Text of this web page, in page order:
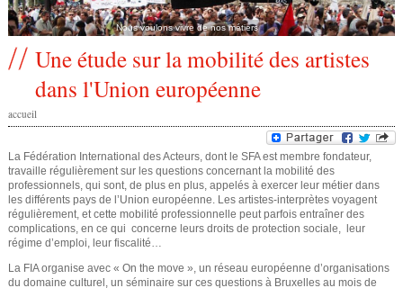
l
r
e
d
e
r
Nous voulons vivre de nos métiers
Une étude sur la mobilité des artistes
dans l'Union européenne
o
u
s
ê
accueil
La Fédération International des Acteurs, dont le SFA est membre fondateur,
travaille régulièrement sur les questions concernant la mobilité des
professionnels, qui sont, de plus en plus, appelés à exercer leur métier dans
les différents pays de l’Union européenne. Les artistes-interprètes voyagent
régulièrement, et cette mobilité professionnelle peut parfois entraîner des
complications, en ce qui concerne leurs droits de protection sociale, leur
régime d’emploi, leur fiscalité…
La FIA organise avec « On the move », un réseau européenne d’organisations
du domaine culturel, un séminaire sur ces questions à Bruxelles au mois de